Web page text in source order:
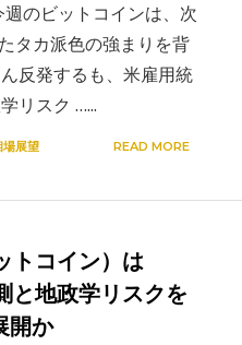
のビットコインは、次
タカ派色の強まりを背
反発するも、米雇用統
リスク …...
場展望 READ MORE
トコイン）は
と地政学リスクを
開か